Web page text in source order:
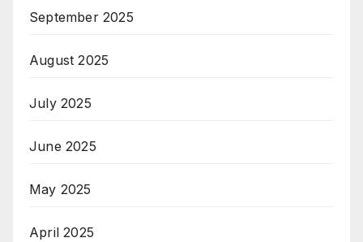
September 2025
August 2025
July 2025
June 2025
May 2025
April 2025